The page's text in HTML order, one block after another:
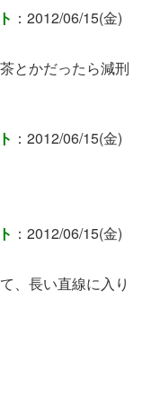
：2012/06/15(金)
とかだったら減刑
：2012/06/15(金)
：2012/06/15(金)
、長い直線に入り